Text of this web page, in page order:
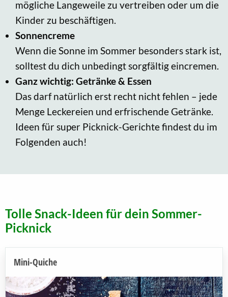
mögliche Langeweile zu vertreiben oder um die
Kinder zu beschäftigen.
Sonnencreme
Wenn die Sonne im Sommer besonders stark ist,
solltest du dich unbedingt sorgfältig eincremen.
Ganz wichtig: Getränke & Essen
Das darf natürlich erst recht nicht fehlen – jede
Menge Leckereien und erfrischende Getränke.
Ideen für super Picknick-Gerichte findest du im
Folgenden auch!
Tolle Snack-Ideen für dein Sommer-
Picknick
Mini-Quiche